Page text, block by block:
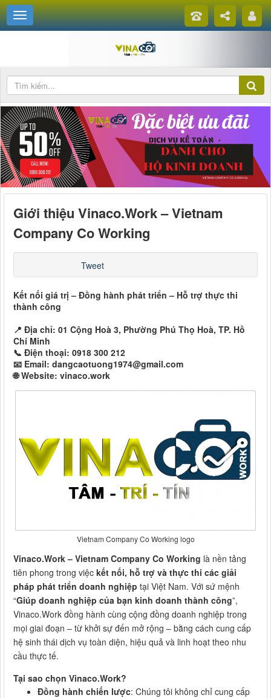
Giới thiệu Vinaco.Work – Vietnam
Company Co Working
Tweet
Kết nối giá trị – Đồng hành phát triển – Hỗ trợ thực thi
thành công
📍 Địa chỉ: 01 Cộng Hoà 3, Phường Phú Thọ Hoà, TP. Hồ
Chí Minh
📞 Điện thoại: 0918 300 212
📧 Email: dangcaotuong1974@gmail.com
🌐 Website: vinaco.work
Vietnam Company Co Working logo
Vinaco.Work – Vietnam Company Co Working là nền tảng
tiên phong trong việc kết nối, hỗ trợ và thực thi các giải
pháp phát triển doanh nghiệp tại Việt Nam. Với sứ mệnh
“Giúp doanh nghiệp của bạn kinh doanh thành công”,
Vinaco.Work đồng hành cùng cộng đồng doanh nghiệp trong
mọi giai đoạn – từ khởi sự đến mở rộng – bằng cách cung cấp
hệ sinh thái dịch vụ toàn diện, hiệu quả và linh hoạt theo nhu
cầu thực tế.
Tại sao chọn Vinaco.Work?
Đồng hành chiến lược: Chúng tôi không chỉ cung cấp